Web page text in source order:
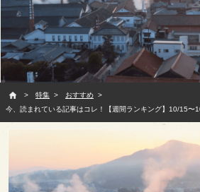
特集
おすすめ
今、読まれている記事はコレ！【週間ランキング】10/15〜